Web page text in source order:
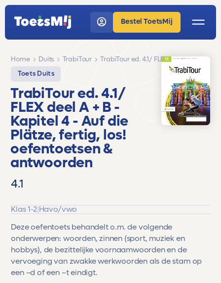
Bestel ToetsMij
Home Duits TrabiTour
TrabiTour ed. 4.1/ FLEX deel A + B
Toets Duits
TrabiTour ed. 4.1/
FLEX deel A + B-
Kapitel 4 - Auf die
Plätze, fertig, los!
oefentoetsen &
antwoorden
4.1
Klas 1-2|Havo/vwo
Deze oefentoets behandelt o.m. de volgende
onderwerpen: woorden, zinnen (sport, muziek en
hobbys), de bezittelijke voornaamwoorden en de
vervoeging van zwakke werkwoorden als de stam op
een –d of een –t eindigt.